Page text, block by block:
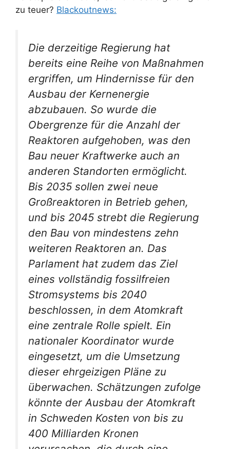
zu teuer? Blackoutnews:
Die derzeitige Regierung hat
bereits eine Reihe von Maßnahmen
ergriffen, um Hindernisse für den
Ausbau der Kernenergie
abzubauen. So wurde die
Obergrenze für die Anzahl der
Reaktoren aufgehoben, was den
Bau neuer Kraftwerke auch an
anderen Standorten ermöglicht.
Bis 2035 sollen zwei neue
Großreaktoren in Betrieb gehen,
und bis 2045 strebt die Regierung
den Bau von mindestens zehn
weiteren Reaktoren an. Das
Parlament hat zudem das Ziel
eines vollständig fossilfreien
Stromsystems bis 2040
beschlossen, in dem Atomkraft
eine zentrale Rolle spielt. Ein
nationaler Koordinator wurde
eingesetzt, um die Umsetzung
dieser ehrgeizigen Pläne zu
überwachen. Schätzungen zufolge
könnte der Ausbau der Atomkraft
in Schweden Kosten von bis zu
400 Milliarden Kronen